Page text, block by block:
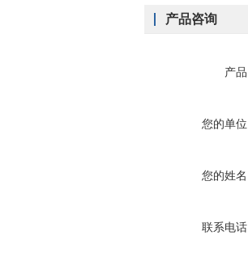
产品咨询
产
您的单
您的姓
联系电